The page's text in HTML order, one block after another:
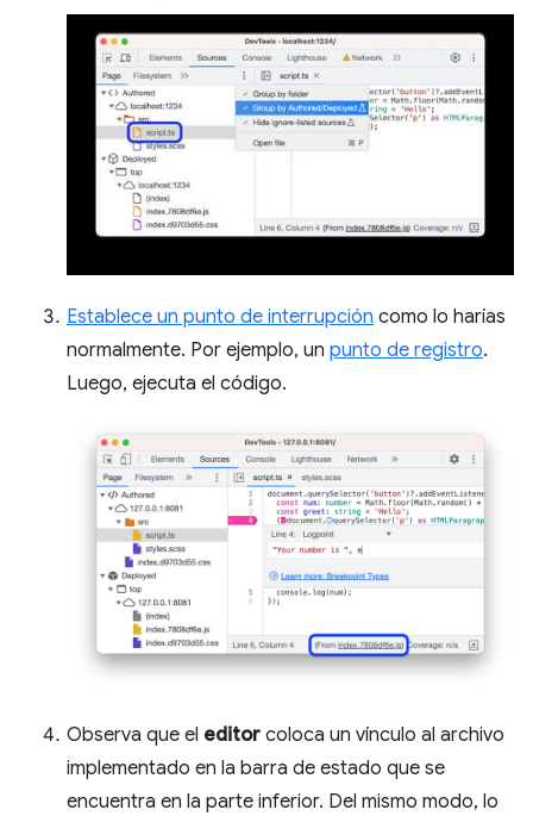
Establece un punto de interrupción como lo harías
normalmente. Por ejemplo, un punto de registro.
Luego, ejecuta el código.
Observa que el editor coloca un vínculo al archivo
implementado en la barra de estado que se
encuentra en la parte inferior. Del mismo modo, lo